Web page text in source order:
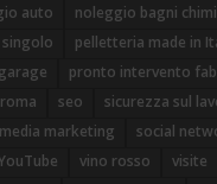
auto
noleggio bagni
pelletteria made in
pronto intervento
roma seo
sicurezza sul
marketing
social
vino rosso
visite